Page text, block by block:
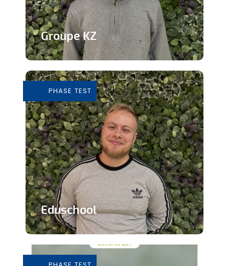
Groupe KZ
main
En savoir plus
PHASE TEST
Eduschool
de professeurs en secondaire